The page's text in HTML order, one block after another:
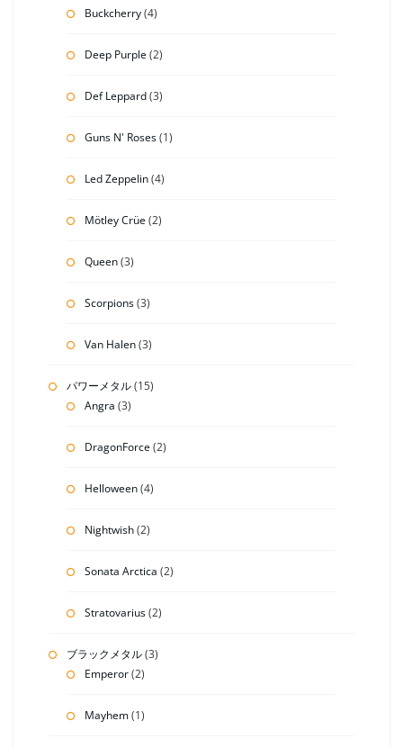
Buckcherry(4)
Deep Purple(2)
Def Leppard(3)
Guns N' Roses(1)
Led Zeppelin(4)
Mötley Crüe(2)
Queen(3)
Scorpions(3)
Van Halen(3)
パワーメタル(15)
Angra (3)
DragonForce(2)
Helloween(4)
Nightwish(2)
Sonata Arctica (2)
Stratovarius(2)
ブラックメタル(3)
Emperor(2)
Mayhem(1)